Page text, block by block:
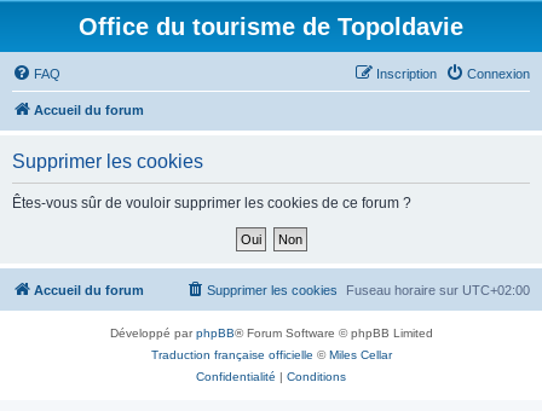
Office du tourisme de Topoldavie
FAQ Connexion
Inscription
Accueil du forum
Supprimer les cookies
Êtes-vous sûr de vouloir supprimer les cookies de ce forum ?
Accueil du forum Fuseau horaire sur UTC+02:00
Supprimer les cookies
Développé parphpBB® Forum Software © phpBB Limited
Traduction française officielle ©Miles Cellar
Confidentialité | Conditions